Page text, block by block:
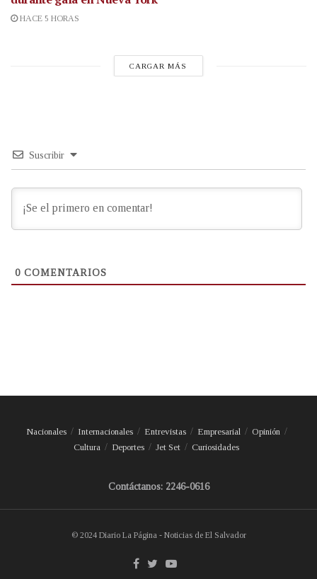
HACE 5 HORAS
CARGAR MÁS
Suscribir
0 COMENTARIOS
Nacionales Internacionales Entrevistas Empresarial
Opinión
Cultura
Deportes Jet Set Curiosidades
Contáctanos: 2246-0616
© 2024 Diario La Página - Noticias de El Salvador